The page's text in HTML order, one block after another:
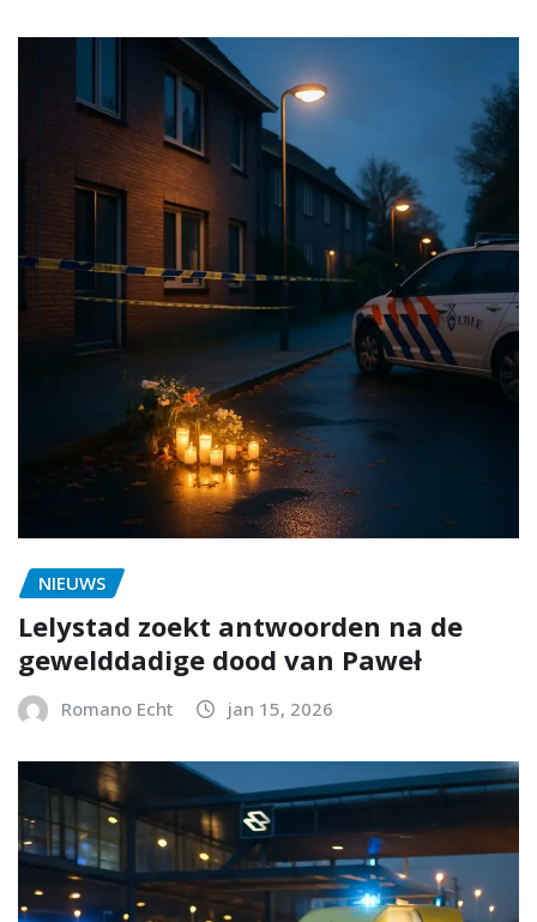
NIEUWS
Lelystad zoekt antwoorden na de
gewelddadige dood van Paweł
Romano Echt jan 15, 2026